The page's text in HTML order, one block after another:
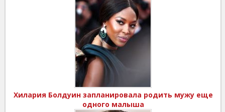
Хилария Болдуин запланировала родить мужу еще
одного малыша